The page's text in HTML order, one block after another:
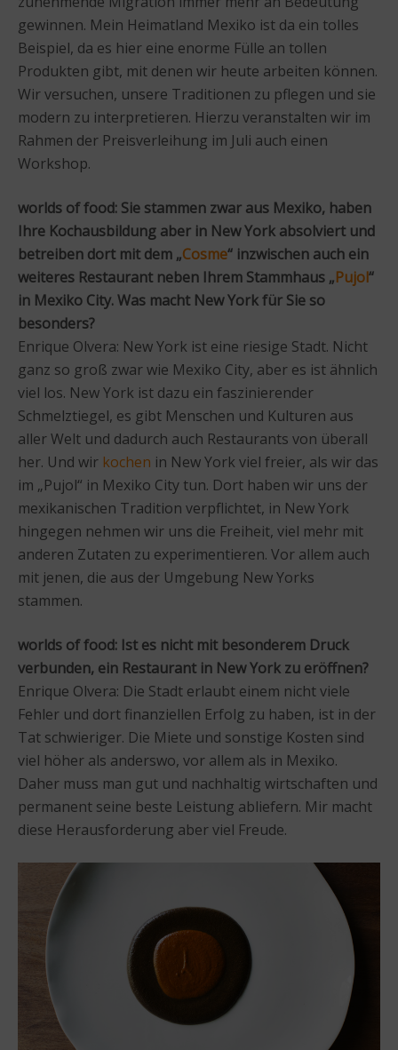
gewinnen. Mein Heimatland Mexiko ist da ein tolles
Beispiel, da es hier eine enorme Fülle an tollen
Produkten gibt, mit denen wir heute arbeiten können.
Wir versuchen, unsere Traditionen zu pflegen und sie
modern zu interpretieren. Hierzu veranstalten wir im
Rahmen der Preisverleihung im Juli auch einen
Workshop.
worlds of food: Sie stammen zwar aus Mexiko, haben
Ihre Kochausbildung aber in New York absolviert und
betreiben dort mit dem „Cosme“ inzwischen auch ein
weiteres Restaurant neben Ihrem Stammhaus „Pujol“
in Mexiko City. Was macht New York für Sie so
besonders?
Enrique Olvera: New York ist eine riesige Stadt. Nicht
ganz so groß zwar wie Mexiko City, aber es ist ähnlich
viel los. New York ist dazu ein faszinierender
Schmelztiegel, es gibt Menschen und Kulturen aus
aller Welt und dadurch auch Restaurants von überall
her. Und wir kochen in New York viel freier, als wir das
im „Pujol“ in Mexiko City tun. Dort haben wir uns der
mexikanischen Tradition verpflichtet, in New York
hingegen nehmen wir uns die Freiheit, viel mehr mit
anderen Zutaten zu experimentieren. Vor allem auch
mit jenen, die aus der Umgebung New Yorks
stammen.
worlds of food: Ist es nicht mit besonderem Druck
verbunden, ein Restaurant in New York zu eröffnen?
Enrique Olvera: Die Stadt erlaubt einem nicht viele
Fehler und dort finanziellen Erfolg zu haben, ist in der
Tat schwieriger. Die Miete und sonstige Kosten sind
viel höher als anderswo, vor allem als in Mexiko.
Daher muss man gut und nachhaltig wirtschaften und
permanent seine beste Leistung abliefern. Mir macht
diese Herausforderung aber viel Freude.